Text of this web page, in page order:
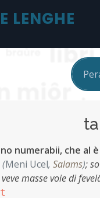
LENGHE
numerabii, che al
(Meni Ucel, Salams);
masse voie di